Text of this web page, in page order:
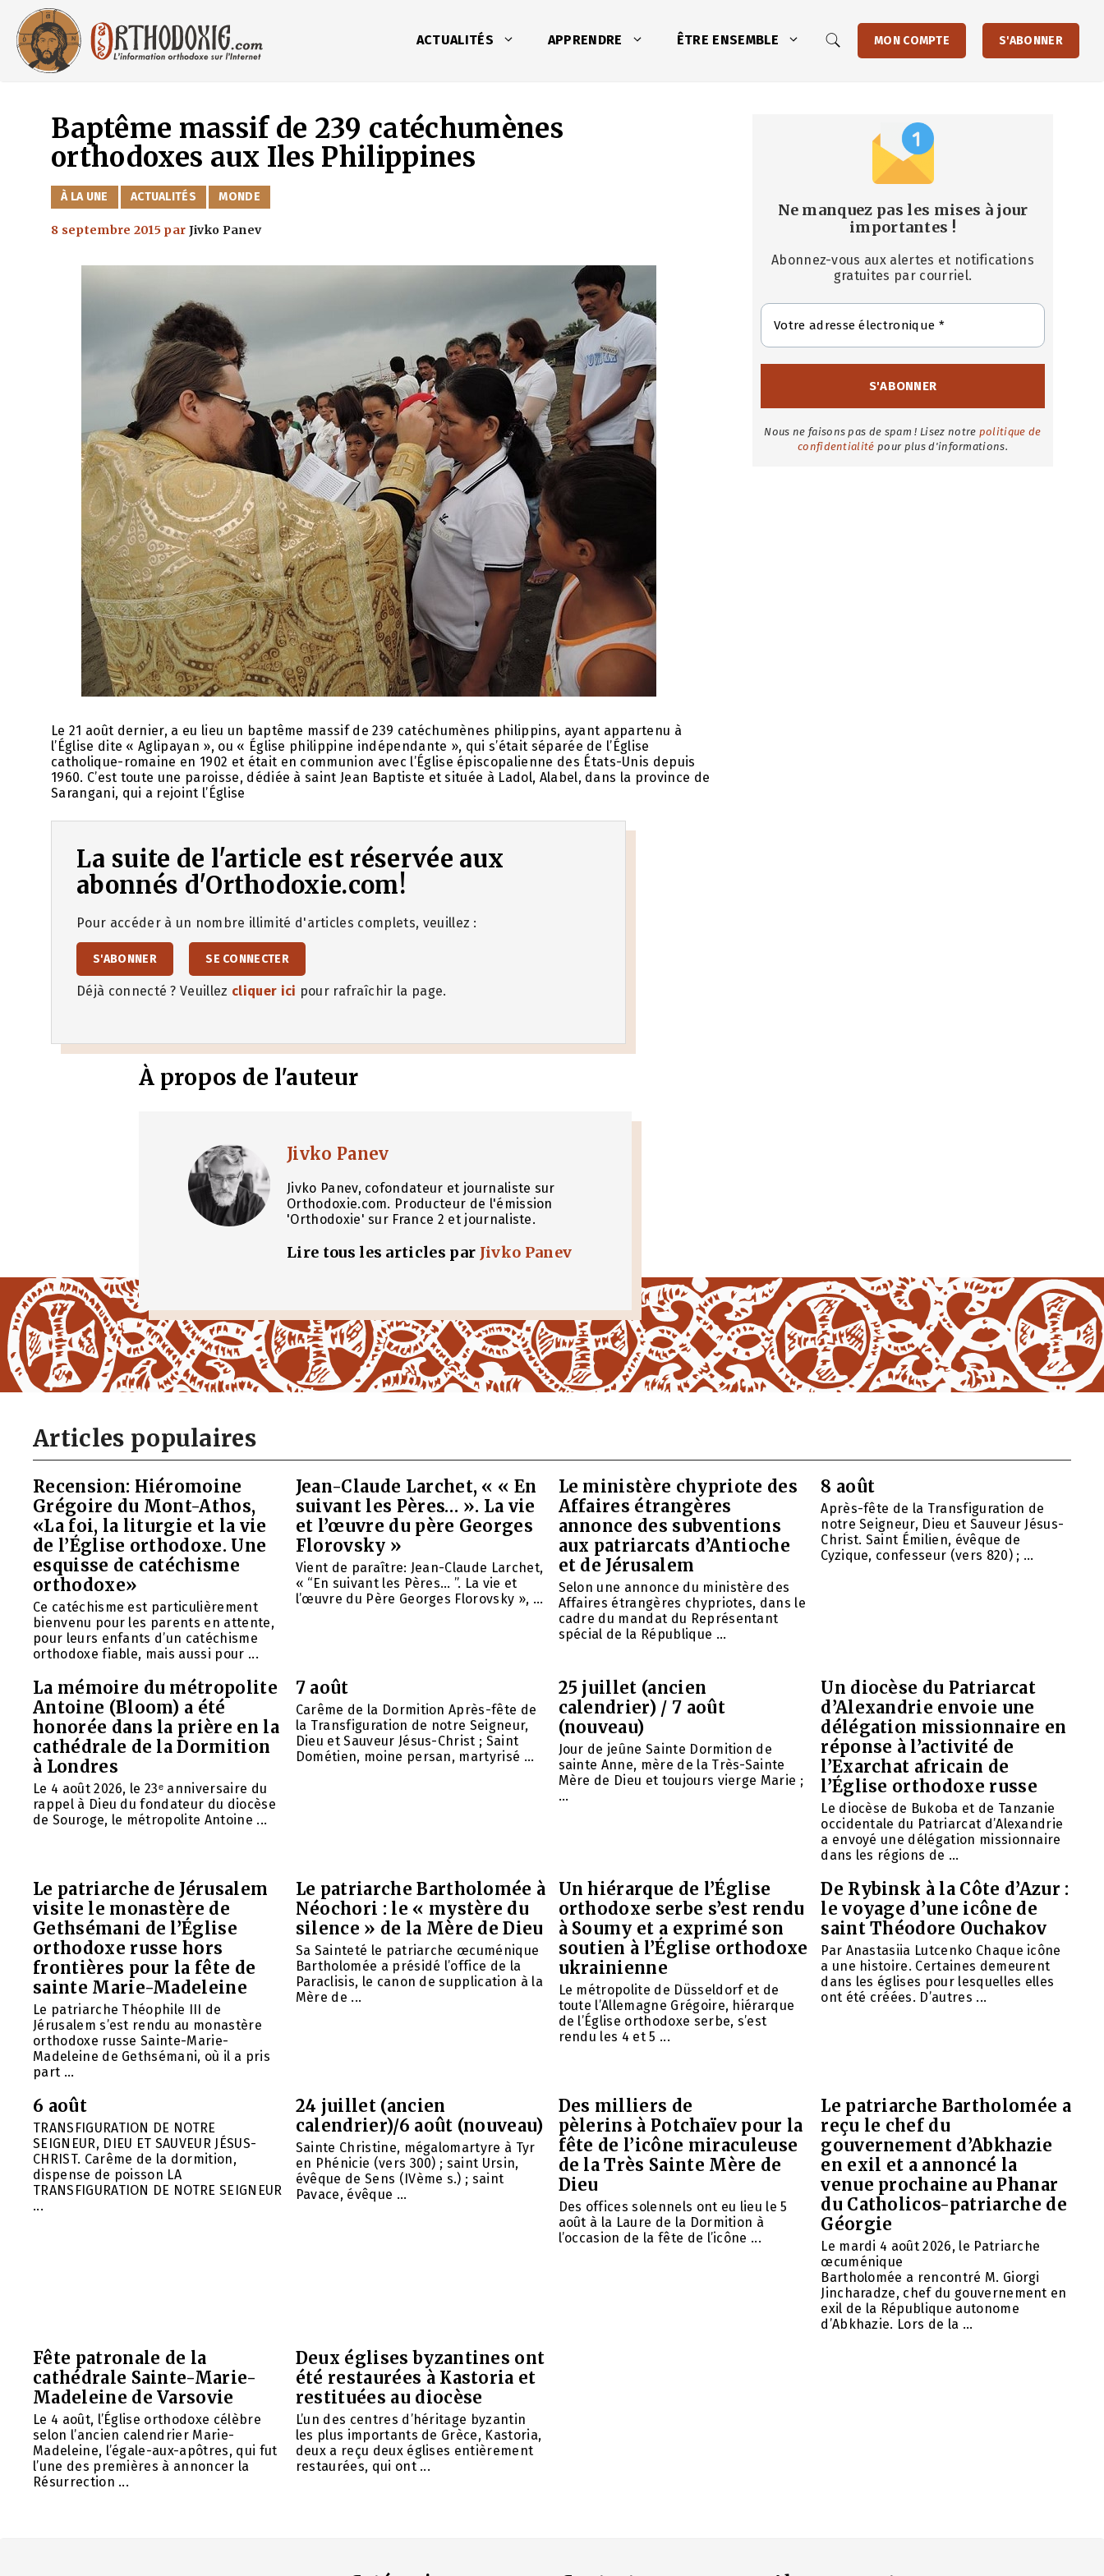
contenu
ACTUALITÉS APPRENDRE ÊTRE ENSEMBLE MON COMPTE S'ABONNER
Baptême massif de 239 catéchumènes
orthodoxes aux Iles Philippines
CATÉGORIES
À LA UNE ACTUALITÉS MONDE
8 septembre 2015 par Jivko Panev
Le 21 août dernier, a eu lieu un baptême massif de 239 catéchumènes philippins, ayant appartenu à
l’Église dite « Aglipayan », ou « Église philippine indépendante », qui s’était séparée de l’Église
catholique-romaine en 1902 et était en communion avec l’Église épiscopalienne des États-Unis depuis
1960. C’est toute une paroisse, dédiée à saint Jean Baptiste et située à Ladol, Alabel, dans la province de
Sarangani, qui a rejoint l’Église
La suite de l'article est réservée aux
abonnés d'Orthodoxie.com!
Pour accéder à un nombre illimité d'articles complets, veuillez :
S'ABONNER SE CONNECTER
Déjà connecté ? Veuillez cliquer ici pour rafraîchir la page.
À propos de l'auteur
Jivko Panev
Jivko Panev, cofondateur et journaliste sur
Orthodoxie.com. Producteur de l'émission
'Orthodoxie' sur France 2 et journaliste.
Lire tous les articles par Jivko Panev
Ne manquez pas les mises à jour
importantes !
Abonnez-vous aux alertes et notifications
gratuites par courriel.
Nous ne faisons pas de spam ! Lisez notre politique de
confidentialité pour plus d'informations.
Articles populaires
Recension: Hiéromoine
Grégoire du Mont-Athos,
«La foi, la liturgie et la vie
de l’Église orthodoxe. Une
esquisse de catéchisme
orthodoxe»
Ce catéchisme est particulièrement
bienvenu pour les parents en attente,
pour leurs enfants d’un catéchisme
orthodoxe fiable, mais aussi pour ...
Jean-Claude Larchet, « « En
suivant les Pères… ». La vie
et l’œuvre du père Georges
Florovsky »
Vient de paraître: Jean-Claude Larchet,
« “En suivant les Pères… ”. La vie et
l’œuvre du Père Georges Florovsky », ...
Le ministère chypriote des
Affaires étrangères
annonce des subventions
aux patriarcats d’Antioche
et de Jérusalem
Selon une annonce du ministère des
Affaires étrangères chypriotes, dans le
cadre du mandat du Représentant
spécial de la République ...
8 août
Après-fête de la Transfiguration de
notre Seigneur, Dieu et Sauveur Jésus-
Christ. Saint Émilien, évêque de
Cyzique, confesseur (vers 820) ; ...
La mémoire du métropolite
Antoine (Bloom) a été
honorée dans la prière en la
cathédrale de la Dormition
à Londres
Le 4 août 2026, le 23ᵉ anniversaire du
rappel à Dieu du fondateur du diocèse
de Souroge, le métropolite Antoine ...
7 août
Carême de la Dormition Après-fête de
la Transfiguration de notre Seigneur,
Dieu et Sauveur Jésus-Christ ; Saint
Dométien, moine persan, martyrisé ...
25 juillet (ancien
calendrier) / 7 août
(nouveau)
Jour de jeûne Sainte Dormition de
sainte Anne, mère de la Très-Sainte
Mère de Dieu et toujours vierge Marie ;
...
Un diocèse du Patriarcat
d’Alexandrie envoie une
délégation missionnaire en
réponse à l’activité de
l’Exarchat africain de
l’Église orthodoxe russe
Le diocèse de Bukoba et de Tanzanie
occidentale du Patriarcat d’Alexandrie
a envoyé une délégation missionnaire
dans les régions de ...
Le patriarche de Jérusalem
visite le monastère de
Gethsémani de l’Église
orthodoxe russe hors
frontières pour la fête de
sainte Marie-Madeleine
Le patriarche Théophile III de
Jérusalem s’est rendu au monastère
orthodoxe russe Sainte-Marie-
Madeleine de Gethsémani, où il a pris
part ...
Le patriarche Bartholomée à
Néochori : le « mystère du
silence » de la Mère de Dieu
Sa Sainteté le patriarche œcuménique
Bartholomée a présidé l’office de la
Paraclisis, le canon de supplication à la
Mère de ...
Un hiérarque de l’Église
orthodoxe serbe s’est rendu
à Soumy et a exprimé son
soutien à l’Église orthodoxe
ukrainienne
Le métropolite de Düsseldorf et de
toute l’Allemagne Grégoire, hiérarque
de l’Église orthodoxe serbe, s’est
rendu les 4 et 5 ...
De Rybinsk à la Côte d’Azur :
le voyage d’une icône de
saint Théodore Ouchakov
Par Anastasiia Lutcenko Chaque icône
a une histoire. Certaines demeurent
dans les églises pour lesquelles elles
ont été créées. D’autres ...
6 août
TRANSFIGURATION DE NOTRE
SEIGNEUR, DIEU ET SAUVEUR JÉSUS-
CHRIST. Carême de la dormition,
dispense de poisson LA
TRANSFIGURATION DE NOTRE SEIGNEUR
...
24 juillet (ancien
calendrier)/6 août (nouveau)
Sainte Christine, mégalomartyre à Tyr
en Phénicie (vers 300) ; saint Ursin,
évêque de Sens (IVème s.) ; saint
Pavace, évêque ...
Des milliers de
pèlerins à Potchaïev pour la
fête de l’icône miraculeuse
de la Très Sainte Mère de
Dieu
Des offices solennels ont eu lieu le 5
août à la Laure de la Dormition à
l’occasion de la fête de l’icône ...
Le patriarche Bartholomée a
reçu le chef du
gouvernement d’Abkhazie
en exil et a annoncé la
venue prochaine au Phanar
du Catholicos-patriarche de
Géorgie
Le mardi 4 août 2026, le Patriarche
œcuménique
Bartholomée a rencontré M. Giorgi
Jincharadze, chef du gouvernement en
exil de la République autonome
d’Abkhazie. Lors de la ...
Fête patronale de la
cathédrale Sainte-Marie-
Madeleine de Varsovie
Le 4 août, l’Église orthodoxe célèbre
selon l’ancien calendrier Marie-
Madeleine, l’égale-aux-apôtres, qui fut
l’une des premières à annoncer la
Résurrection ...
Deux églises byzantines ont
été restaurées à Kastoria et
restituées au diocèse
L’un des centres d’héritage byzantin
les plus importants de Grèce, Kastoria,
deux a reçu deux églises entièrement
restaurées, qui ont ...